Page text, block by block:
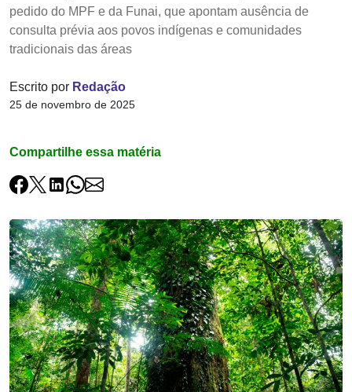
pedido do MPF e da Funai, que apontam ausência de
consulta prévia aos povos indígenas e comunidades
tradicionais das áreas
Escrito por Redação
25 de novembro de 2025
Compartilhe essa matéria